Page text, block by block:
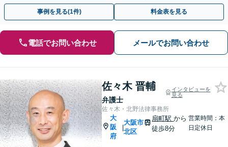
情報削除に向けて全力を尽くします。
事例を見る(1件) 料金表を見る
電話でお問い合わせ メールでお問い合わせ
佐々木 晋輔
弁護士
インタビューを
見る
佐々木・北野法律事務所
大
阪
府
|
大阪市
北区
扇町駅から
徒歩8分
営業時間：本
日定休日